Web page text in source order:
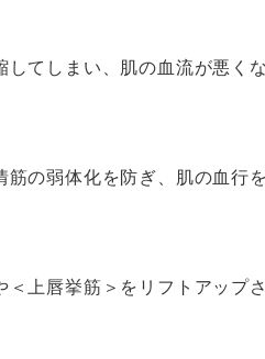
てしまい、肌の血流が悪
の弱体化を防ぎ、肌の血行
上唇挙筋＞をリフトアップ